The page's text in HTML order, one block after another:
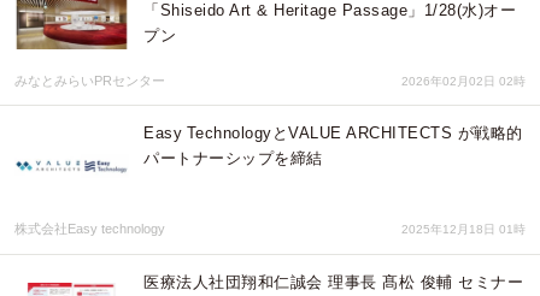
「Shiseido Art & Heritage Passage」1/28(水)オー
プン
みなとみらいPRセンター 2026年02月02日 02時
Easy TechnologyとVALUE ARCHITECTS が戦略的
パートナーシップを締結
株式会社Easy technology 2025年12月18日 01時
医療法人社団翔和仁誠会 理事長 髙松 俊輔 セミナー